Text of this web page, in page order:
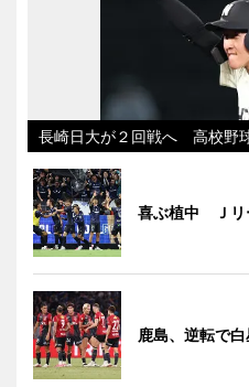
長崎日大が２回戦へ 高校野
喜ぶ植中 Ｊリ
鹿島、逆転で